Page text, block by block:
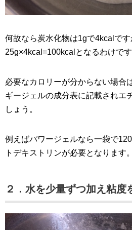
何故なら炭水化物は1gで4kcalです
25g×4kcal=100kcalとなるわけです
必要なカロリーが分からない場合
ギージェルの成分表に記載されエ
しょう。
例えばパワージェルなら一袋で
トデキストリンが必要となります。
２．水を少量ずつ加え粘度